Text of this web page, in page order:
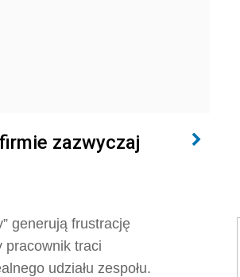
zazwyczaj
generują frustrację
pracownik traci
udziału zespołu.